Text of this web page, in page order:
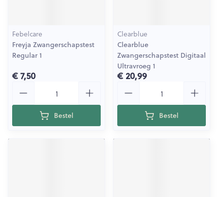
Febelcare
Freyja Zwangerschapstest
Regular 1
€ 7,50
Bestel
Clearblue
Clearblue
Zwangerschapstest Digitaal
Ultravroeg 1
€ 20,99
Bestel